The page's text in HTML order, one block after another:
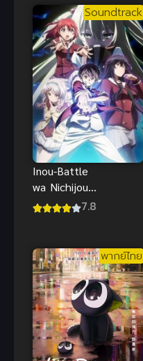
ภาค 3
Soundtrack
Inou-Battle
wa Nichijou-
kei no Naka
ธรรมชาติ
7.8
พากย์ไทย